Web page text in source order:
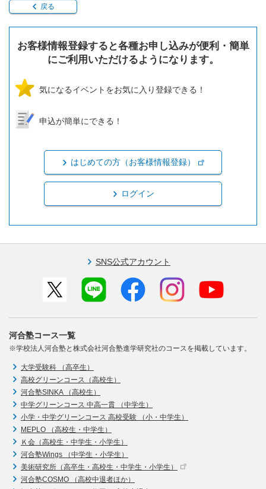
戻る
お客様情報登録すると各種お申し込みが便利・簡単
にご利用いただけるようになります。
気になるイベントをお気に入り登録できる！
申込が簡単にできる！
はじめての方（お客様情報登録）
ログイン
SNS公式アカウント
河合塾コース一覧
※学校法人河合塾と株式会社河合塾進学研究社のコースを掲載しています。
大学受験科 （高卒生）
高校グリーンコース（高校生）
河合塾SINKA （高校生）
中学グリーンコース 中高一貫 （中学生）
小学・中学グリーンコース 高校受験 （小・中学生）
MEPLO （高校生・中学生）
Ｋ会（高校生・中学生・小学生）
河合塾Wings （中学生・小学生）
美術研究所（高卒生・高校生・中学生・小学生）
河合塾COSMO （高校中退者ほか）